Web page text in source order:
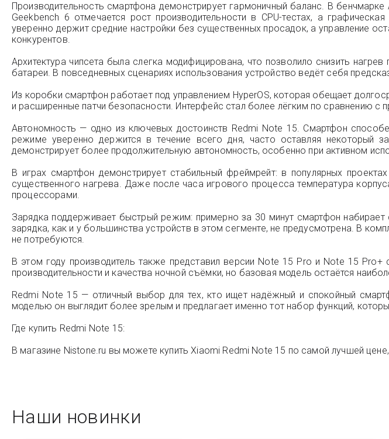
Производительность смартфона демонстрирует гармоничный баланс. В
Geekbench 6 отмечается рост производительности в CPU-тестах, а
уверенно держит средние настройки без существенных просадок, а управление
конкурентов.
Архитектура чипсета была слегка модифицирована, что позволило снизить
батареи. В повседневных сценариях использования устройство ведёт себя
Из коробки смартфон работает под управлением HyperOS, которая обещает
и расширенные патчи безопасности. Интерфейс стал более лёгким по сравнению
Автономность — одно из ключевых достоинств Redmi Note 15. Смартфон
режиме уверенно держится в течение всего дня, часто оставляя
демонстрирует более продолжительную автономность, особенно при активном
В играх смартфон демонстрирует стабильный фреймрейт: в популярных
существенного нагрева. Даже после часа игрового процесса температура
процессорами.
Зарядка поддерживает быстрый режим: примерно за 30 минут смартфон
зарядка, как и у большинства устройств в этом сегменте, не предусмотрена. В
не потребуются.
В этом году производитель также представил версии Note 15 Pro и Note 15
производительности и качества ночной съёмки, но базовая модель остаётся
Redmi Note 15 — отличный выбор для тех, кто ищет надёжный и спокойный
моделью он выглядит более зрелым и предлагает именно тот набор функций,
Где купить Redmi Note 15:
В магазине Nistone.ru вы можете купить Xiaomi Redmi Note 15 по самой лучшей
Наши новинки